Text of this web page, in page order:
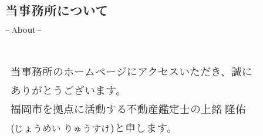
当事務所について
– About –
当事務所のホームページにアクセスいただき、誠に
ありがとうございます。
福岡市を拠点に活動する不動産鑑定士の上銘 隆佑
(じょうめい りゅうすけ) と申します。